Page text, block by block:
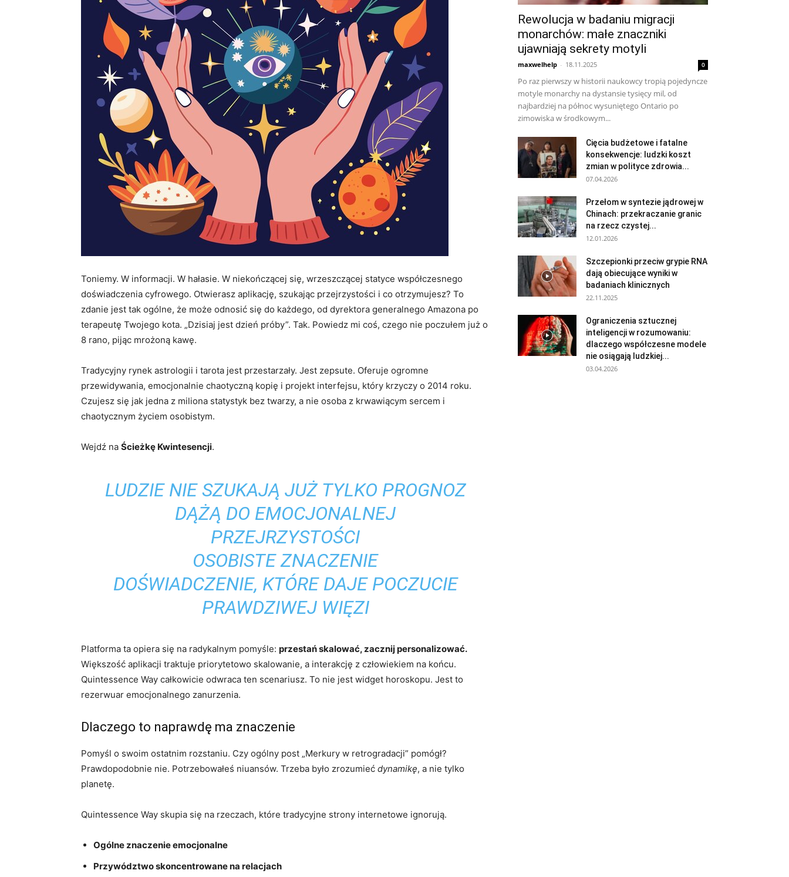
Toniemy. W informacji. W hałasie. W niekończącej się, wrzeszczącej statyce współczesnego
doświadczenia cyfrowego. Otwierasz aplikację, szukając przejrzystości i co otrzymujesz? To
zdanie jest tak ogólne, że może odnosić się do każdego, od dyrektora generalnego Amazona po
terapeutę Twojego kota. „Dzisiaj jest dzień próby”. Tak. Powiedz mi coś, czego nie poczułem już o
8 rano, pijąc mrożoną kawę.
Tradycyjny rynek astrologii i tarota jest przestarzały. Jest zepsute. Oferuje ogromne
przewidywania, emocjonalnie chaotyczną kopię i projekt interfejsu, który krzyczy o 2014 roku.
Czujesz się jak jedna z miliona statystyk bez twarzy, a nie osoba z krwawiącym sercem i
chaotycznym życiem osobistym.
Wejdź na Ścieżkę Kwintesencji.
LUDZIE NIE SZUKAJĄ JUŻ TYLKO PROGNOZ
DĄŻĄ DO EMOCJONALNEJ
PRZEJRZYSTOŚCI
OSOBISTE ZNACZENIE
DOŚWIADCZENIE, KTÓRE DAJE POCZUCIE
PRAWDZIWEJ WIĘZI
Platforma ta opiera się na radykalnym pomyśle: przestań skalować, zacznij personalizować.
Większość aplikacji traktuje priorytetowo skalowanie, a interakcję z człowiekiem na końcu.
Quintessence Way całkowicie odwraca ten scenariusz. To nie jest widget horoskopu. Jest to
rezerwuar emocjonalnego zanurzenia.
Dlaczego to naprawdę ma znaczenie
Pomyśl o swoim ostatnim rozstaniu. Czy ogólny post „Merkury w retrogradacji” pomógł?
Prawdopodobnie nie. Potrzebowałeś niuansów. Trzeba było zrozumieć dynamikę, a nie tylko
planetę.
Quintessence Way skupia się na rzeczach, które tradycyjne strony internetowe ignorują.
Ogólne znaczenie emocjonalne
Przywództwo skoncentrowane na relacjach
Rewolucja w badaniu migracji
monarchów: małe znaczniki
ujawniają sekrety motyli
maxwelhelp - 18.11.2025 0
Po raz pierwszy w historii naukowcy tropią pojedyncze
motyle monarchy na dystansie tysięcy mil, od
najbardziej na północ wysuniętego Ontario po
zimowiska w środkowym...
Cięcia budżetowe i fatalne
konsekwencje: ludzki koszt
zmian w polityce zdrowia...
07.04.2026
Przełom w syntezie jądrowej w
Chinach: przekraczanie granic
na rzecz czystej...
12.01.2026
Szczepionki przeciw grypie RNA
dają obiecujące wyniki w
badaniach klinicznych
22.11.2025
Ograniczenia sztucznej
inteligencji w rozumowaniu:
dlaczego współczesne modele
nie osiągają ludzkiej...
03.04.2026